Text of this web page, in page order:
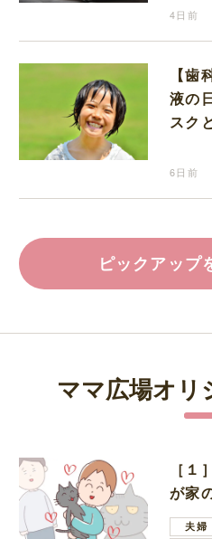
4日前
【
液の
スク
6日前
ピックアップ
ママ広場オ
［
が家
夫婦